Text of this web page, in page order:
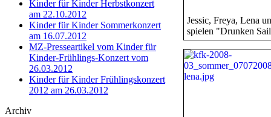
Kinder für Kinder Herbstkonzert
am 22.10.2012
Kinder für Kinder Sommerkonzert
am 16.07.2012
MZ-Presseartikel vom Kinder für
Kinder-Frühlings-Konzert vom
26.03.2012
Kinder für Kinder Frühlingskonzert
2012 am 26.03.2012
Archiv
Jessic, Freya, Lena
spielen "Drunken